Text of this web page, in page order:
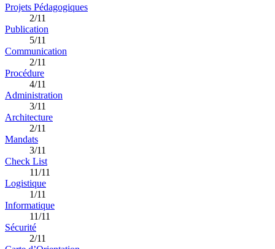
Projets Pédagogiques
2/11
Publication
5/11
Communication
2/11
Procédure
4/11
Administration
3/11
Architecture
2/11
Mandats
3/11
Check List
11/11
Logistique
1/11
Informatique
11/11
Sécurité
2/11